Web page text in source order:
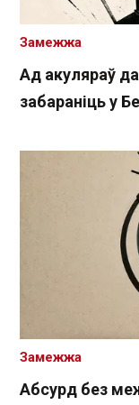
Ад акуляраў
забараніць у
Замежжа
Абсурд без
Замежжа